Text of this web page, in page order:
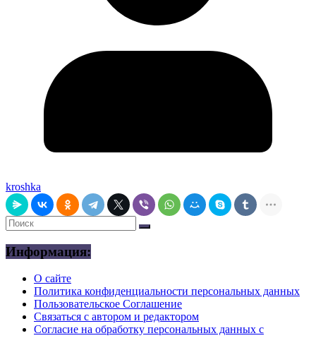
kroshka
Информация:
О сайте
Политика конфиденциальности персональных данных
Пользовательское Соглашение
Связаться с автором и редактором
Согласие на обработку персональных данных с